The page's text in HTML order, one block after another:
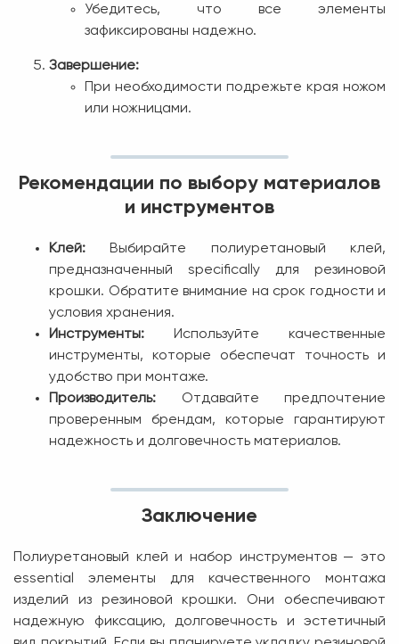
Убедитесь, что все элементы
зафиксированы надежно.
Завершение:
При необходимости подрежьте края ножом
или ножницами.
Рекомендации по выбору материалов
и инструментов
Клей: Выбирайте полиуретановый клей,
предназначенный specifically для резиновой
крошки. Обратите внимание на срок годности и
условия хранения.
Инструменты: Используйте качественные
инструменты, которые обеспечат точность и
удобство при монтаже.
Производитель: Отдавайте предпочтение
проверенным брендам, которые гарантируют
надежность и долговечность материалов.
Заключение
Полиуретановый клей и набор инструментов — это
essential элементы для качественного монтажа
изделий из резиновой крошки. Они обеспечивают
надежную фиксацию, долговечность и эстетичный